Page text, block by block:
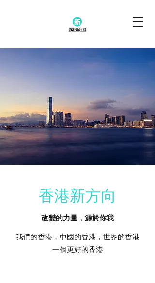
香港新方向
改變的力量，源於你我
我們的香港，中國的香港，世界的香港
一個更好的香港